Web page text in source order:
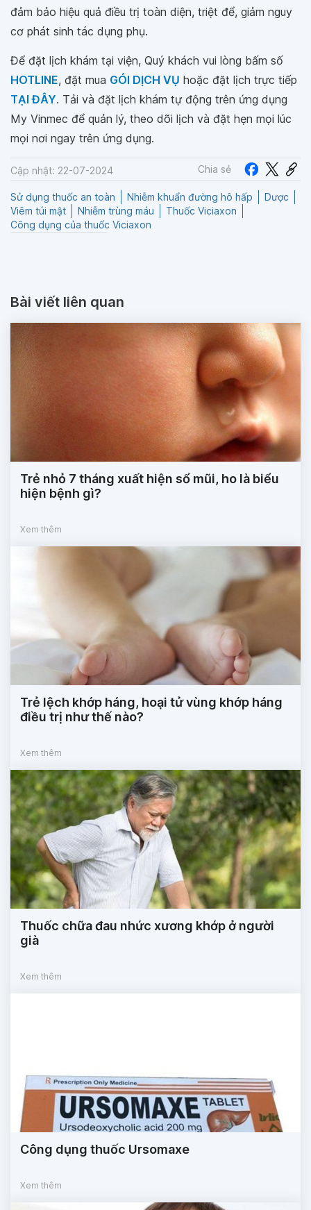
đảm bảo hiệu quả điều trị toàn diện, triệt để, giảm nguy
cơ phát sinh tác dụng phụ.
Để đặt lịch khám tại viện, Quý khách vui lòng bấm số
HOTLINE, đặt mua GÓI DỊCH VỤ hoặc đặt lịch trực tiếp
TẠI ĐÂY. Tải và đặt lịch khám tự động trên ứng dụng
My Vinmec để quản lý, theo dõi lịch và đặt hẹn mọi lúc
mọi nơi ngay trên ứng dụng.
Cập nhật: 22-07-2024 Chia sẻ
Sử dụng thuốc an toàn Nhiễm khuẩn đường hô hấp
Dược
Viêm túi mật
Nhiễm trùng máu
Thuốc Viciaxon
Công dụng của thuốc Viciaxon
Bài viết liên quan
Trẻ nhỏ 7 tháng xuất hiện sổ mũi, ho là biểu
hiện bệnh gì?
Xem thêm
Trẻ lệch khớp háng, hoại tử vùng khớp háng
điều trị như thế nào?
Xem thêm
Thuốc chữa đau nhức xương khớp ở người
già
Xem thêm
Công dụng thuốc Ursomaxe
Xem thêm